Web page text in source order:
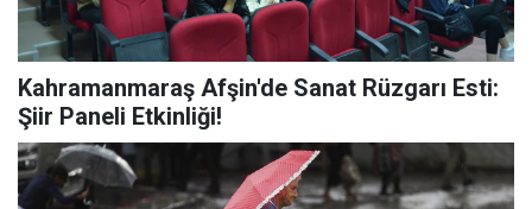
Kahramanmaraş Afşin'de Sanat Rüzgarı Esti:
Şiir Paneli Etkinliği!